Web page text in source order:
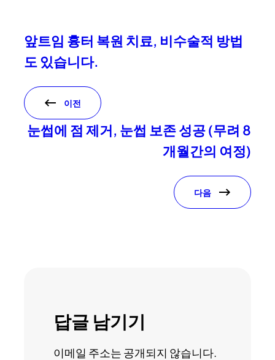
앞트임 흉터 복원 치료, 비수술적 방법
도 있습니다.
이전
눈썹에 점 제거, 눈썹 보존 성공 (무려 8
개월간의 여정)
다음
답글 남기기
이메일 주소는 공개되지 않습니다.